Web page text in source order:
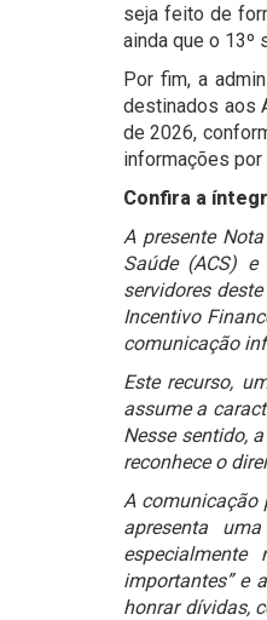
seja feito de
ainda que o 13º
Por fim, a
destinados aos
de 2026,
informações
Confira a
A presente
Saúde (ACS)
servidores
Incentivo
comunicação
Este recurso,
assume a
Nesse sentido,
reconhece o
A comunicação
apresenta
importantes” e
honrar dívidas,